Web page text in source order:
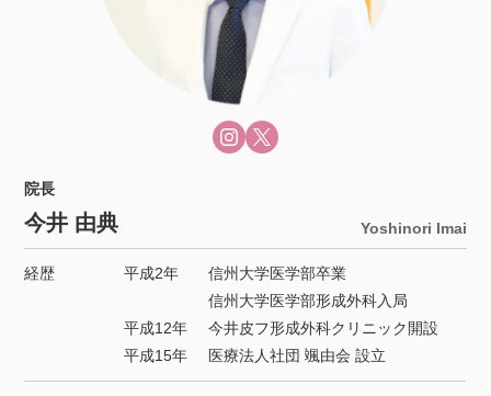
院長
今井 由典 Yoshinori Imai
経歴 平成2年
信州大学医学部卒業
信州大学医学部形成外科入局
平成12年
今井皮フ形成外科クリニック開設
平成15年
医療法人社団 颯由会 設立